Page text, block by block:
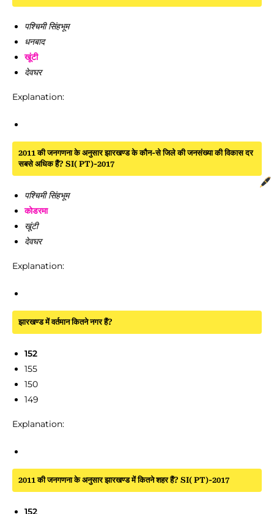
पश्चिमी सिंहभूम
धनबाद
खूंटी
देवघर
Explanation:
2011 की जनगणना के अनुसार झारखण्ड के कौन-से जिले की जनसंख्या की विकास दर
सबसे अधिक हैं? SI( PT)-2017
पश्चिमी सिंहभूम
कोडरमा
खूंटी
देवघर
Explanation:
झारखण्ड में वर्तमान कितने नगर हैं?
152
155
150
149
Explanation:
2011 की जनगणना के अनुसार झारखण्ड में कितने शहर हैं? SI( PT)-2017
152